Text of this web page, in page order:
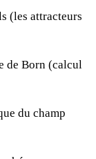
(les attracteurs
de Born (calcul
du champ